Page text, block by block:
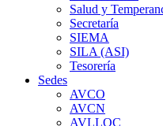
Salud y
Secretaría
SIEMA
SILA (ASI)
Tesorería
Sedes
AVCO
AVCN
AVLLOC